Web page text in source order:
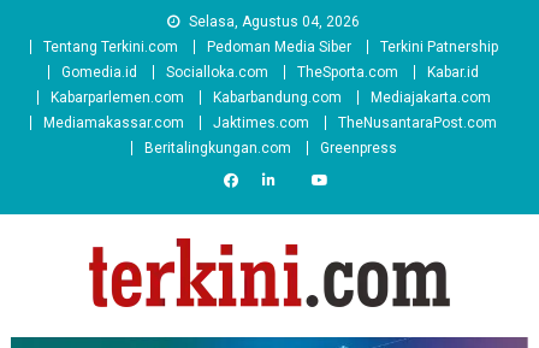
Selasa, Agustus 04, 2026
Tentang Terkini.com
Pedoman Media Siber
Terkini Patnership
Gomedia.id
Socialloka.com TheSporta.com
Kabar.id
Kabarparlemen.com
Kabarbandung.com
Mediajakarta.com
Mediamakassar.com
Jaktimes.com
TheNusantaraPost.com
Beritalingkungan.com
Greenpress